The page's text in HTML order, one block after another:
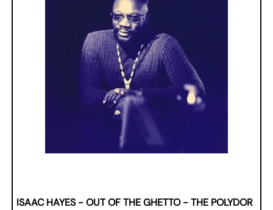
ISAAC HAYES - OUT OF THE GHETTO - THE POLYDOR